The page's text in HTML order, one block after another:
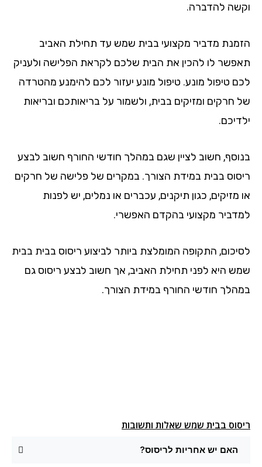
וקשה להדברה.
הזמנת מדביר מקצועי בבית שמש עד תחילת האביב
תאפשר לו להכין את הבית שלכם לקראת הפלישה ולעניק
לכם טיפול מונע. טיפול מונע יעזור לכם להימנע מהטרדה
של חרקים ומזיקים בבית, ולשמור על בריאותכם ובריאות
ילדיכם.
בנוסף, חשוב לציין שגם במהלך חודשי החורף חשוב לבצע
ריסוס בבית במידת הצורך. במקרים של פלישה של חרקים
או מזיקים, כגון תיקנים, עכברים או נמלים, יש לפנות
למדביר מקצועי בהקדם האפשרי.
לסיכום, התקופה המומלצת ביותר לביצוע ריסוס בבית בבית
שמש היא לפני תחילת האביב, אך חשוב לבצע ריסוס גם
במהלך חודשי החורף במידת הצורך.
ריסוס בבית שמש שאלות ותשובות
האם יש אחריות לריסוס?